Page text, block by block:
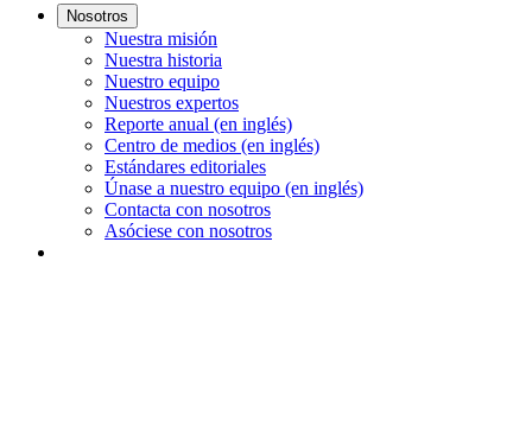
Nosotros
Nuestra misión
Nuestra historia
Nuestro equipo
Nuestros expertos
Reporte anual (en inglés)
Centro de medios (en inglés)
Estándares editoriales
Únase a nuestro equipo (en inglés)
Contacta con nosotros
Asóciese con nosotros